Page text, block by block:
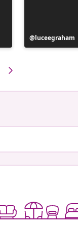
Įrašą
paskelbė
luceegraham